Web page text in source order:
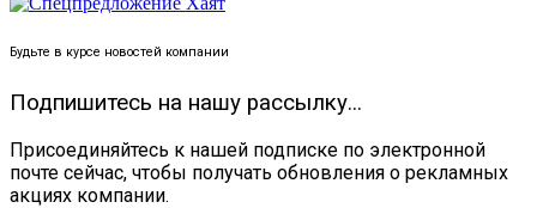
Будьте в курсе новостей компании
Подпишитесь на нашу рассылку...
Присоединяйтесь к нашей подписке по электронной
почте сейчас, чтобы получать обновления о рекламных
акциях компании.